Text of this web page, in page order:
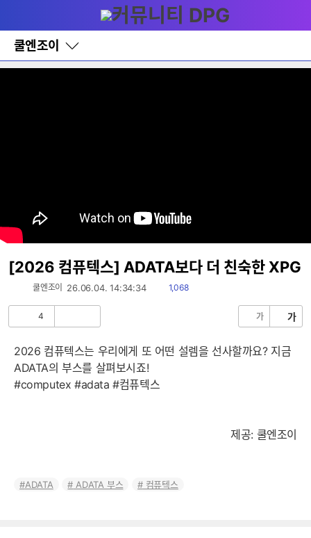
와
홈
쿨엔조이
바
로
[2026 컴퓨텍스] ADATA보다 더 친숙한 XPG
쿨엔조이 26.06.04. 14:34:34
읽
1,068
4
감
가 가
2026 컴퓨텍스는 우리에게 또 어떤 설렘을 선사할까요? 지금
ADATA의 부스를 살펴보시죠!
#computex #adata #컴퓨텍스
제공: 쿨엔조이
ADATA ADATA 부스 컴퓨텍스